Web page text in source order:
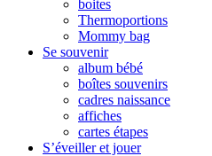
boites
Thermoportions
Mommy bag
Se souvenir
album bébé
boîtes souvenirs
cadres naissance
affiches
cartes étapes
S’éveiller et jouer